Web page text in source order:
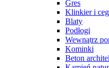
Gres
Klinkier i
Blaty
Podłogi
Wewnątrz
Kominki
Beton